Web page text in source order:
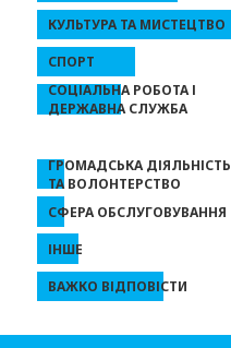
КУЛЬТУРА ТА МИСТЕЦТВО
СПОРТ
СОЦІАЛЬНА РОБОТА І
ДЕРЖАВНА СЛУЖБА
ГРОМАДСЬКА ДІЯЛЬНІСТЬ
ТА ВОЛОНТЕРСТВО
СФЕРА ОБСЛУГОВУВАННЯ
ІНШЕ
ВАЖКО ВІДПОВІСТИ